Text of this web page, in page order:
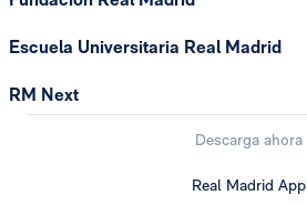
Escuela Universitaria Real Madrid
RM Next
Descarga ahora
Real Madrid App